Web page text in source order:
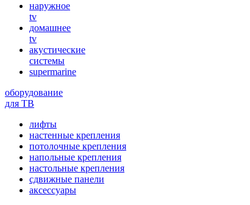
наружное
tv
домашнее
tv
акустические
системы
supermarine
оборудование
для ТВ
лифты
настенные крепления
потолочные крепления
напольные крепления
настольные крепления
сдвижные панели
аксессуары